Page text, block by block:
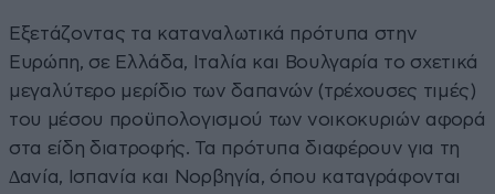
Εξετάζοντας τα καταναλωτικά πρότυπα στην
Ευρώπη, σε Ελλάδα, Ιταλία και Βουλγαρία το σχετικά
µεγαλύτερο µερίδιο των δαπανών (τρέχουσες τιµές)
του µέσου προϋπολογισμού των νοικοκυριών αφορά
στα είδη διατροφής. Τα πρότυπα διαφέρουν για τη
∆ανία, Ισπανία και Νορβηγία, όπου καταγράφονται